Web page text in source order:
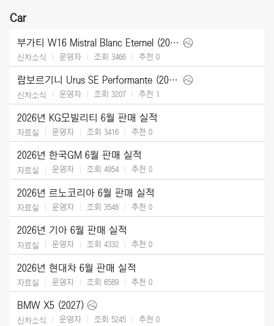
Car
부가티 W16 Mistral Blanc Eternel (2026)
신차소식 운영자 조회 3466 추천 0
람보르기니 Urus SE Performante (2027)
신차소식 운영자 조회 3207 추천 1
2026년 KG모빌리티 6월 판매 실적
자료실 운영자 조회 3416 추천 0
2026년 한국GM 6월 판매 실적
자료실 운영자 조회 4954 추천 0
2026년 르노코리아 6월 판매 실적
자료실 운영자 조회 3548 추천 0
2026년 기아 6월 판매 실적
자료실 운영자 조회 4332 추천 0
2026년 현대차 6월 판매 실적
자료실 운영자 조회 6589 추천 0
BMW X5 (2027)
신차소식 운영자 조회 5245 추천 0